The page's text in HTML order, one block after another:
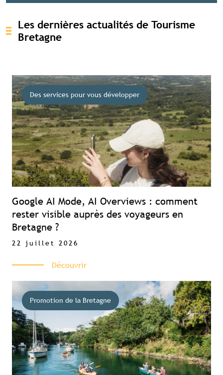
Les dernières actualités de Tourisme
Bretagne
Des services pour vous développer
Google AI Mode, AI Overviews : comment
rester visible auprès des voyageurs en
Bretagne ?
22 juillet 2026
Découvrir
Promotion de la Bretagne
Contenu réservé aux abonné(e)s
premium
Souscrivez à l'abonnement et accédez à
tous nos contenus exclusifs
Souscrire à l'abonnement premium
Se connecter
Accès complet aux études
Accès aux guides pratiques